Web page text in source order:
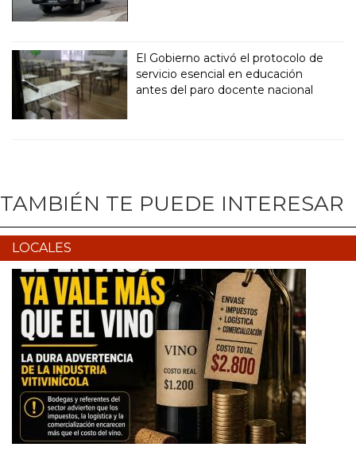
El Gobierno activó el protocolo de
servicio esencial en educación
antes del paro docente nacional
TAMBIÉN TE PUEDE INTERESAR
LOCALES